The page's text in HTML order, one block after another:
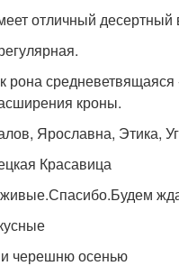
отличный десертный
кроны.
Ярославна, Этика,
Красавица
черешню осенью